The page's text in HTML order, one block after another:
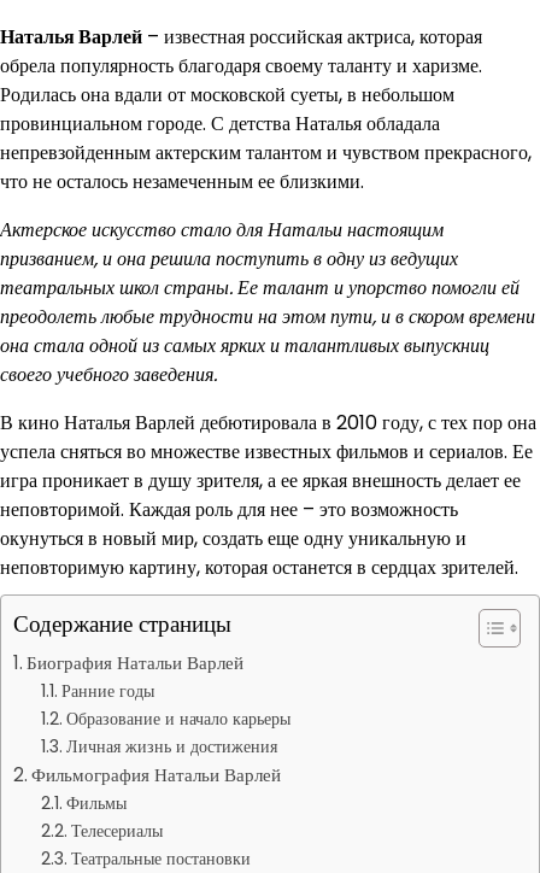
Наталья Варлей – известная российская актриса, которая
обрела популярность благодаря своему таланту и харизме.
Родилась она вдали от московской суеты, в небольшом
провинциальном городе. С детства Наталья обладала
непревзойденным актерским талантом и чувством прекрасного,
что не осталось незамеченным ее близкими.
Актерское искусство стало для Натальи настоящим
призванием, и она решила поступить в одну из ведущих
театральных школ страны. Ее талант и упорство помогли ей
преодолеть любые трудности на этом пути, и в скором времени
она стала одной из самых ярких и талантливых выпускниц
своего учебного заведения.
В кино Наталья Варлей дебютировала в 2010 году, с тех пор она
успела сняться во множестве известных фильмов и сериалов. Ее
игра проникает в душу зрителя, а ее яркая внешность делает ее
неповторимой. Каждая роль для нее – это возможность
окунуться в новый мир, создать еще одну уникальную и
неповторимую картину, которая останется в сердцах зрителей.
Содержание страницы
Биография Натальи Варлей
Ранние годы
Образование и начало карьеры
Личная жизнь и достижения
Фильмография Натальи Варлей
Фильмы
Телесериалы
Театральные постановки